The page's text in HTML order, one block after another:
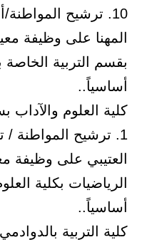
10. ترشيح
المهنا على وظيفة
بقسم التربية الخاصة
أساسياً..
كلية العلوم والآداب
1. ترشيح المواطنة
العتيبي على
الرياضيات بكلية
أساسياً..
كلية التربية